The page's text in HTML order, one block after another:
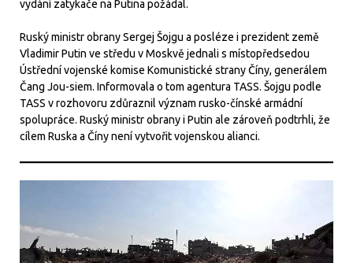
vydání zatykače na Putina požádal.
Ruský ministr obrany Sergej Šojgu a posléze i prezident země
Vladimir Putin ve středu v Moskvě jednali s místopředsedou
Ústřední vojenské komise Komunistické strany Číny, generálem
Čang Jou-siem. Informovala o tom agentura TASS. Šojgu podle
TASS v rozhovoru zdůraznil význam rusko-čínské armádní
spolupráce. Ruský ministr obrany i Putin ale zároveň podtrhli, že
cílem Ruska a Číny není vytvořit vojenskou alianci.